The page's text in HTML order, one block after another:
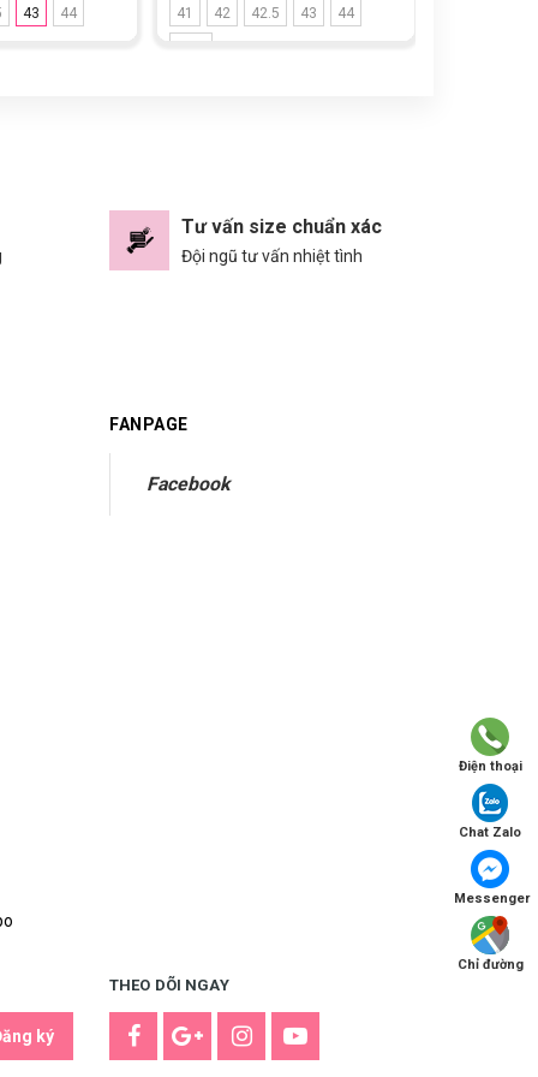
43 44 41 42 42.5 43 44
Tư vấn size chuẩn xác
Đội ngũ tư vấn nhiệt tình
FANPAGE
Facebook
ký
THEO DÕI NGAY
Điện thoại
Chat Zalo
Messenger
Chỉ đường